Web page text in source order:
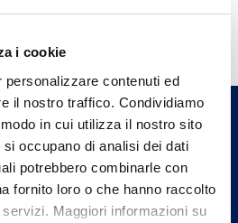
i cookie
contenuti ed
il nostro traffico. Condividiamo
in cui utilizza il nostro sito
occupano di analisi dei dati
potrebbero combinarle con
fornito loro o che hanno raccolto
Maggiori informazioni su
di
vicina a te e parla con